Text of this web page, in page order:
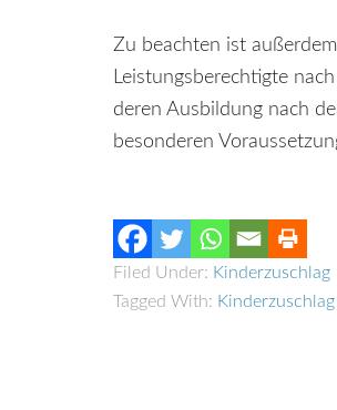
Zu beachten ist
Leistungsberechtigte
deren Ausbildung nach
besonderen
Filed Under: Kinderzuschlag
Tagged With: Kinderzuschlag